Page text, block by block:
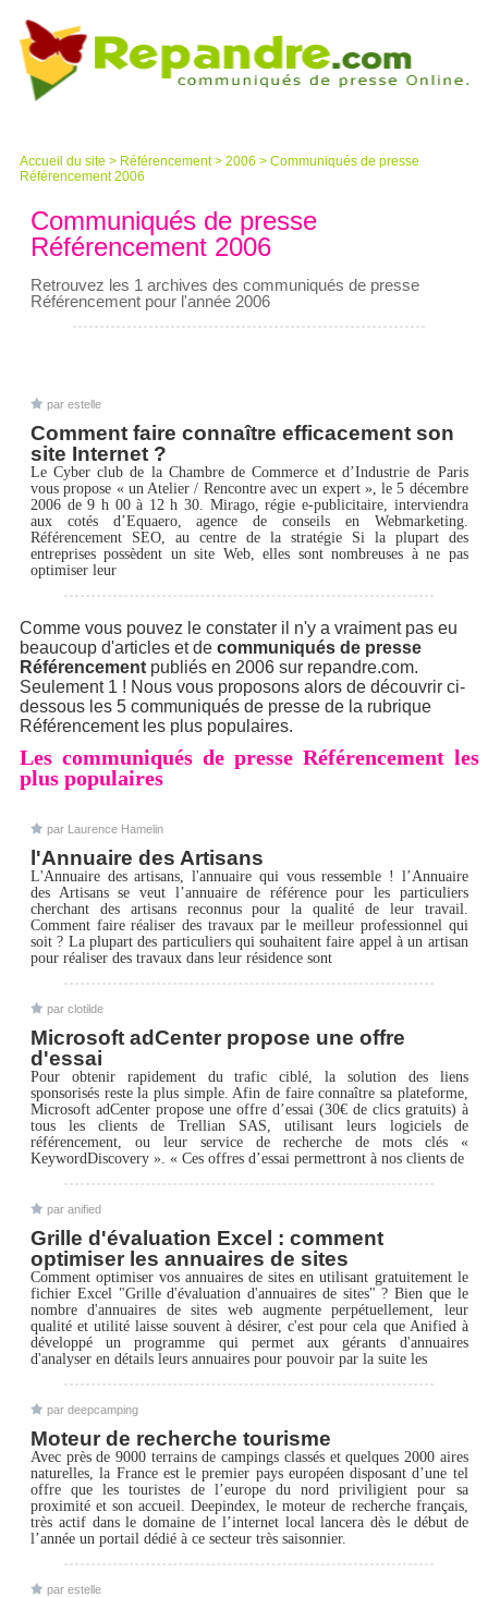
Accueil du site > Référencement> 2006 > Communiqués de presse
Référencement 2006
Communiqués de presse
Référencement 2006
Retrouvez les 1 archives des communiqués de presse
Référencement pour l'année 2006
par estelle
Comment faire connaître efficacement son
site Internet ?
Le Cyber club de la Chambre de Commerce et d’Industrie de Paris
vous propose « un Atelier / Rencontre avec un expert », le 5 décembre
2006 de 9 h 00 à 12 h 30. Mirago, régie e-publicitaire, interviendra
aux cotés d’Equaero, agence de conseils en Webmarketing.
Référencement SEO, au centre de la stratégie Si la plupart des
entreprises possèdent un site Web, elles sont nombreuses à ne pas
optimiser leur
Comme vous pouvez le constater il n'y a vraiment pas eu
beaucoup d'articles et de communiqués de presse
Référencement publiés en 2006 sur repandre.com.
Seulement 1 ! Nous vous proposons alors de découvrir ci-
dessous les 5 communiqués de presse de la rubrique
Référencement les plus populaires.
Les communiqués de presse Référencement les
plus populaires
par Laurence Hamelin
l'Annuaire des Artisans
L'Annuaire des artisans, l'annuaire qui vous ressemble ! l’Annuaire
des Artisans se veut l’annuaire de référence pour les particuliers
cherchant des artisans reconnus pour la qualité de leur travail.
Comment faire réaliser des travaux par le meilleur professionnel qui
soit ? La plupart des particuliers qui souhaitent faire appel à un artisan
pour réaliser des travaux dans leur résidence sont
par clotilde
Microsoft adCenter propose une offre
d'essai
Pour obtenir rapidement du trafic ciblé, la solution des liens
sponsorisés reste la plus simple. Afin de faire connaître sa plateforme,
Microsoft adCenter propose une offre d’essai (30€ de clics gratuits) à
tous les clients de Trellian SAS, utilisant leurs logiciels de
référencement, ou leur service de recherche de mots clés «
KeywordDiscovery ». « Ces offres d’essai permettront à nos clients de
par anified
Grille d'évaluation Excel : comment
optimiser les annuaires de sites
Comment optimiser vos annuaires de sites en utilisant gratuitement le
fichier Excel "Grille d'évaluation d'annuaires de sites" ? Bien que le
nombre d'annuaires de sites web augmente perpétuellement, leur
qualité et utilité laisse souvent à désirer, c'est pour cela que Anified à
développé un programme qui permet aux gérants d'annuaires
d'analyser en détails leurs annuaires pour pouvoir par la suite les
par deepcamping
Moteur de recherche tourisme
Avec près de 9000 terrains de campings classés et quelques 2000 aires
naturelles, la France est le premier pays européen disposant d’une tel
offre que les touristes de l’europe du nord priviligient pour sa
proximité et son accueil. Deepindex, le moteur de recherche français,
très actif dans le domaine de l’internet local lancera dès le début de
l’année un portail dédié à ce secteur très saisonnier.
par estelle